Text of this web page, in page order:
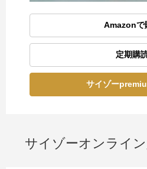
Amazonで
定期購
サイゾー
サイゾーオンライ